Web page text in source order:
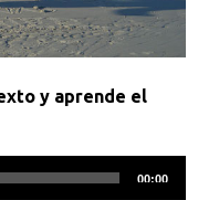
y aprende el
00:00